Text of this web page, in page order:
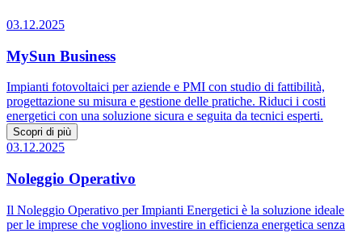
03.12.2025
MySun Business
Impianti fotovoltaici per aziende e PMI con studio di fattibilità,
progettazione su misura e gestione delle pratiche. Riduci i costi
energetici con una soluzione sicura e seguita da tecnici esperti.
Scopri di più
03.12.2025
Noleggio Operativo
Il Noleggio Operativo per Impianti Energetici è la soluzione ideale
per le imprese che vogliono investire in efficienza energetica senza